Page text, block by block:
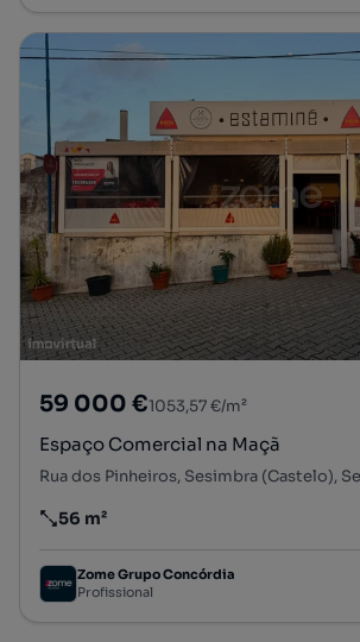
59 000 €1053,57 €/m²
Espaço Comercial na Maçã
Rua dos Pinheiros, Sesimbra (Castelo),
Preço por metro quadrado
56 m²
Zome Grupo Concórdia
Profissional